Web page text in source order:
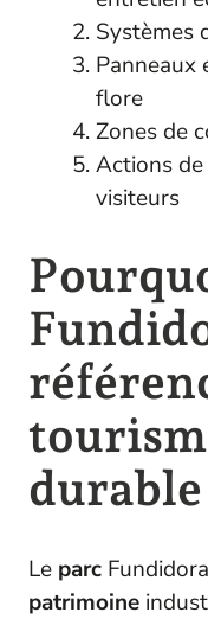
Systèmes
Panneaux
flore
Zones de
Actions
visiteurs
durable
Le parc
patrimoine